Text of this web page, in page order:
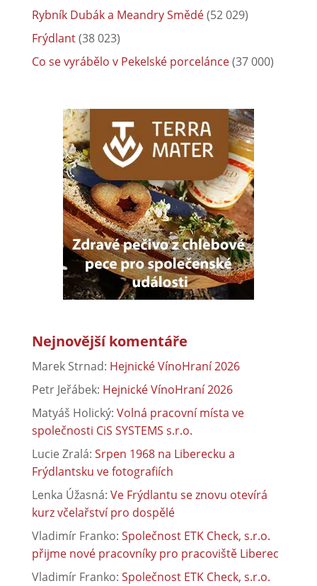
Rybník Dubák a Meandry Smědé(52 029)
Frýdlant(38 023)
Co se vyrábělo v Pekelské porcelánce(37 000)
Nejnovější komentáře
Marek Strnad: Hejnické VínoHraní 2026
Petr Jeřábek: Hejnické VínoHraní 2026
Matyáš Holický: Volná pracovní místa ve
společnosti CiS SYSTEMS s.r.o.
Lucie Zralá: Srpen 1968 na Liberecku a
Frýdlantsku ve fotografiích
Lenka Úžasná: Ve Frýdlantu se znovu otevírá
kurz včelařství pro dospělé
Vladimír Franko: Společnost ETK Check, s.r.o.
přijme nové pracovníky pro pracoviště Liberec
Vladimír Franko: Společnost ETK Check, s.r.o.